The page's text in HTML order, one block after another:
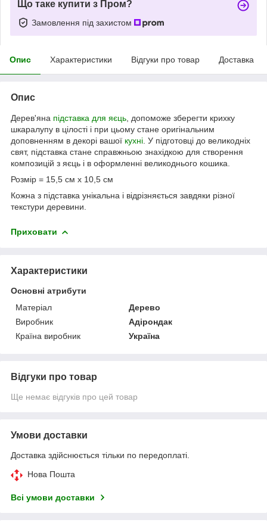
Що таке купити з Пром?
Замовлення під захистом
Опис Характеристики Відгуки про товар Доставка
Опис
Дерев'яна підставка для яєць , допоможе зберегти крихку
шкаралупу в цілості і при цьому стане оригінальним
доповненням в декорі вашої кухні . У підготовці до великодніх
свят, підставка стане справжньою знахідкою для створення
композицій з яєць і в оформленні великоднього кошика.
Розмір = 15,5 см х 10,5 см
Кожна з підставка унікальна і відрізняється завдяки різної
текстури деревини.
Приховати
Характеристики
Основні атрибути
Матеріал
Дерево
Виробник
Адірондак
Країна виробник
Україна
Відгуки про товар
Ще немає відгуків про цей товар
Умови доставки
Доставка здійснюється тільки по передоплаті.
Нова Пошта
Всі умови доставки